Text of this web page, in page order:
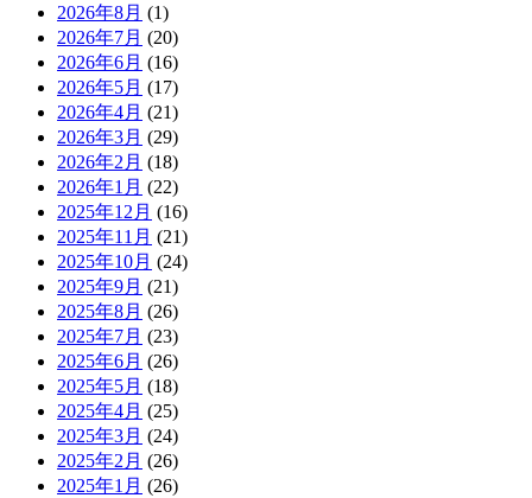
2026年8月 (1)
2026年7月 (20)
2026年6月 (16)
2026年5月 (17)
2026年4月 (21)
2026年3月 (29)
2026年2月 (18)
2026年1月 (22)
2025年12月 (16)
2025年11月 (21)
2025年10月 (24)
2025年9月 (21)
2025年8月 (26)
2025年7月 (23)
2025年6月 (26)
2025年5月 (18)
2025年4月 (25)
2025年3月 (24)
2025年2月 (26)
2025年1月 (26)